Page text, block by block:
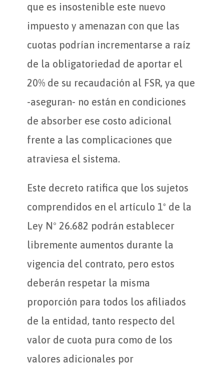
que es insostenible este nuevo
impuesto y amenazan con que las
cuotas podrían incrementarse a raíz
de la obligatoriedad de aportar el
20% de su recaudación al FSR, ya que
-aseguran- no están en condiciones
de absorber ese costo adicional
frente a las complicaciones que
atraviesa el sistema.
Este decreto ratifica que los sujetos
comprendidos en el artículo 1º de la
Ley N° 26.682 podrán establecer
libremente aumentos durante la
vigencia del contrato, pero estos
deberán respetar la misma
proporción para todos los afiliados
de la entidad, tanto respecto del
valor de cuota pura como de los
valores adicionales por